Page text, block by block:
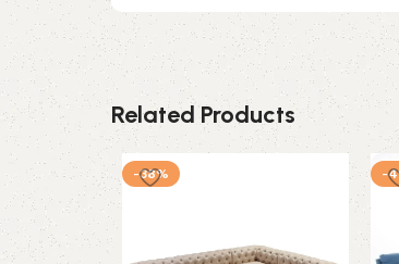
Related Products
-38% -